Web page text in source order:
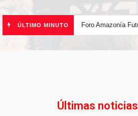
ÚLTIMO MINUTO
Últimas noticias